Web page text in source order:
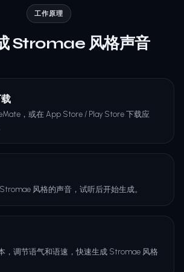
工作原理
Stromae 风格声音
，或在 App Store / Play Store 下载应
风格的声音，试听后开始生成。
，调节语气和语速，快速生成 Stromae 风格